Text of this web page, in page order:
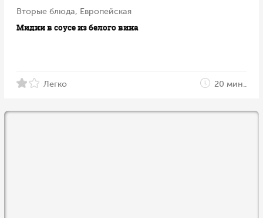
Вторые блюда, Европейская
Мидии в соусе из белого вина
Легко 20 мин..